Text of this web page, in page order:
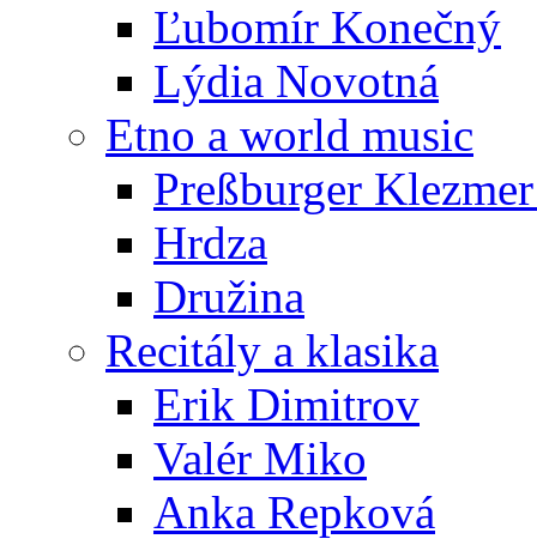
Ľubomír Konečný
Lýdia Novotná
Etno a world music
Preßburger
Hrdza
Družina
Recitály a klasika
Erik Dimitrov
Valér Miko
Anka Repková